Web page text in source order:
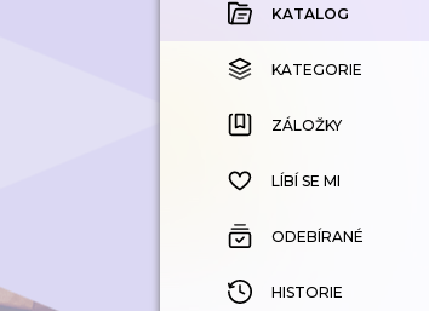
KOUPENÉ
KATEGORIE
ZÁLOŽKY
HISTORIE
KATALOG
KATEGORIE
ZÁLOŽKY
LÍBÍ SE MI
ODEBÍRANÉ
HISTORIE